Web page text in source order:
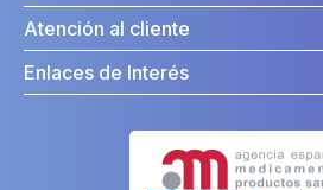
Atención al cliente
Enlaces de Interés